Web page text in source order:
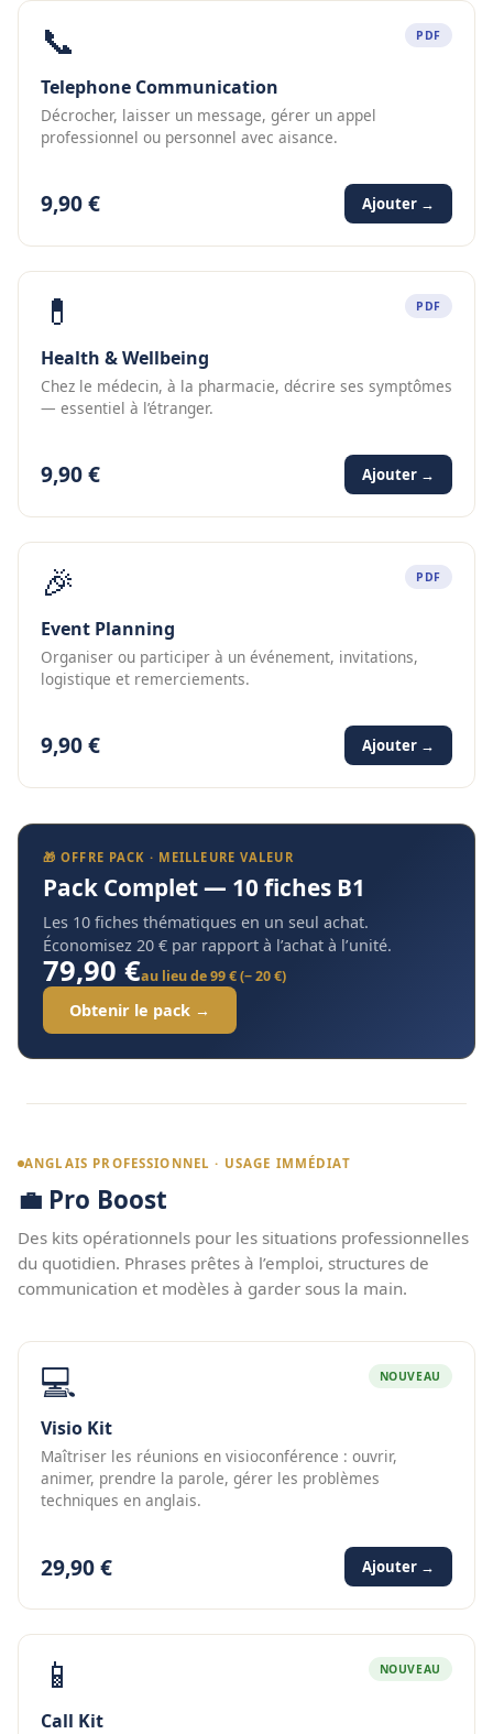
📞 PDF
Telephone Communication
Décrocher, laisser un message, gérer un appel
professionnel ou personnel avec aisance.
9,90 € Ajouter →
💊 PDF
Health & Wellbeing
Chez le médecin, à la pharmacie, décrire ses symptômes
— essentiel à l’étranger.
9,90 € Ajouter →
🎉 PDF
Event Planning
Organiser ou participer à un événement, invitations,
logistique et remerciements.
9,90 € Ajouter →
🎁 OFFRE PACK · MEILLEURE VALEUR
Pack Complet — 10 fiches B1
Les 10 fiches thématiques en un seul achat.
Économisez 20 € par rapport à l’achat à l’unité.
79,90 €au lieu de 99 € (− 20 €)
Obtenir le pack →
ANGLAIS PROFESSIONNEL · USAGE IMMÉDIAT
💼 Pro Boost
Des kits opérationnels pour les situations professionnelles
du quotidien. Phrases prêtes à l’emploi, structures de
communication et modèles à garder sous la main.
💻 NOUVEAU
Visio Kit
Maîtriser les réunions en visioconférence : ouvrir,
animer, prendre la parole, gérer les problèmes
techniques en anglais.
29,90 € Ajouter →
📱 NOUVEAU
Call Kit